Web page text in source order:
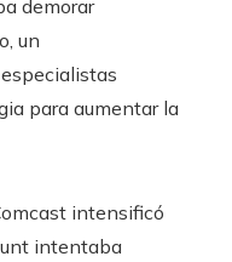
demorar
un
para aumentar la
intensificó
intentaba